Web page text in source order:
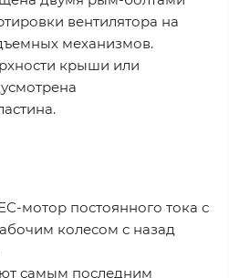
вентилятора на
механизмов.
крыши или
мотор постоянного тока с
колесом с назад
самым последним